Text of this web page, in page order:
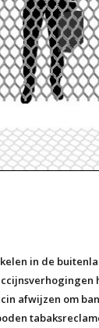
in de
afwijzen om